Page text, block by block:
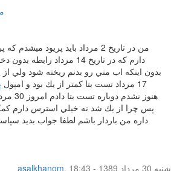
من در تاريخ 2 مرداد بايد پريود
دارم كه در تاريخ 14 مرداد
بدون اينكه اب مني رو بدنم ريخته شود ولي
17 مرداد تست بتا كمتر از يك بود و امپول
پس چرا از يك شد نه خيلي استرس دارم
داره من باردار باشم لطفا جواب بديد
asalkhanom,
شنبه 30 مرداد 1389 - 18:43